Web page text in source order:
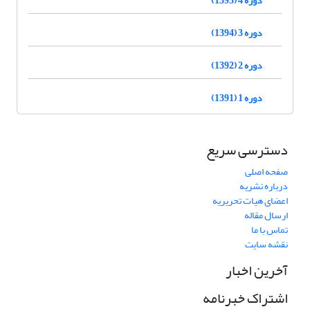
دوره 3 (1394)
دوره 2 (1392)
دوره 1 (1391)
دسترسی سریع
صفحه اصلی
درباره نشریه
اعضای هیات تحریریه
ارسال مقاله
تماس با ما
نقشه سایت
آخرین اخبار
اشتراک خبرنامه